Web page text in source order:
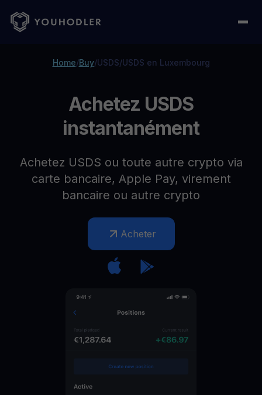
Home/Buy/USDS/USDS en Luxembourg
Achetez USDS
instantanément
Achetez USDS ou toute autre crypto via
carte bancaire, Apple Pay, virement
bancaire ou autre crypto
Acheter